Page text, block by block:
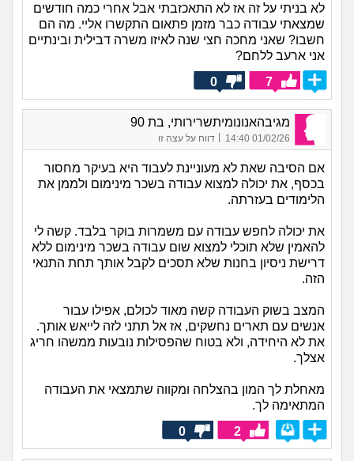
לא בניתי על זה אז לא התאכזבתי אבל אחרי כמה חודשים
שמצאתי עבודה כבר מזמן פתאום התקשרו אליי. מה הם
חשבו? שאני מחכה חצי שנה לאיזו משרה דבילית ובינתיים
אני ארעב ללחם?
7
0
מגיבהאנונומיתשרירותי, בת 90
01/02/26 14:40
| דווח על עצה זו
אם הסיבה שאת לא מעוניינת לעבוד היא בעיקר מחסור
בכסף, את יכולה למצוא עבודה בשכר מינימום ולממן את
הלימודים בעזרתה.
את יכולה לחפש עבודה עם משמרות בוקר בלבד. קשה לי
להאמין שלא תוכלי למצוא שום עבודה בשכר מינימום ללא
דרישת ניסיון בחנות שלא תסכים לקבל אותך תחת התנאי
הזה.
המצב בשוק העבודה קשה מאוד לכולם, אפילו עבור
אנשים עם תארים נחשקים, אז אל תתני לזה לייאש אותך.
את לא היחידה, ולא בטוח שהפסילות נובעות ממשהו חריג
אצלך.
מאחלת לך המון בהצלחה ומקווה שתמצאי את העבודה
המתאימה לך.
2
0